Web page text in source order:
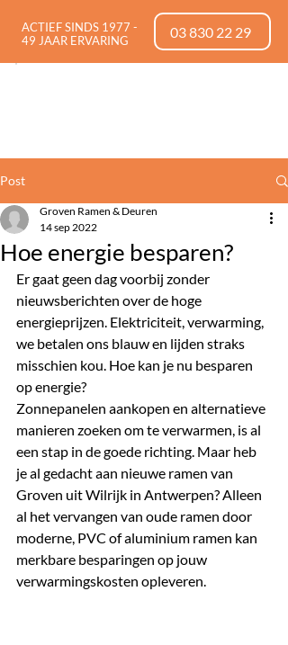
ACTIEF SINDS 1977 -
49 JAAR ERVARING
03 830 22 29
ramen
Post
Hoe energie besparen?
Groven Ramen & Deuren
14 sep 2022
Er gaat geen dag voorbij zonder
nieuwsberichten over de hoge
energieprijzen. Elektriciteit, verwarming,
we betalen ons blauw en lijden straks
misschien kou. Hoe kan je nu besparen
op energie?
Zonnepanelen aankopen en alternatieve
manieren zoeken om te verwarmen, is al
een stap in de goede richting. Maar heb
je al gedacht aan nieuwe ramen van
Groven uit Wilrijk in Antwerpen? Alleen
al het vervangen van oude ramen door
moderne, PVC of aluminium ramen kan
merkbare besparingen op jouw
verwarmingskosten opleveren.